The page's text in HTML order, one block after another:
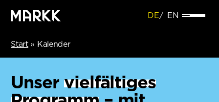
DE EN
Start» Kalender
Unser vielfältiges